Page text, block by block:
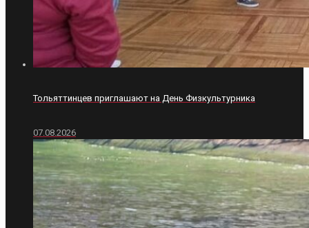
Тольяттинцев приглашают на День Физкультурника
07.08.2026